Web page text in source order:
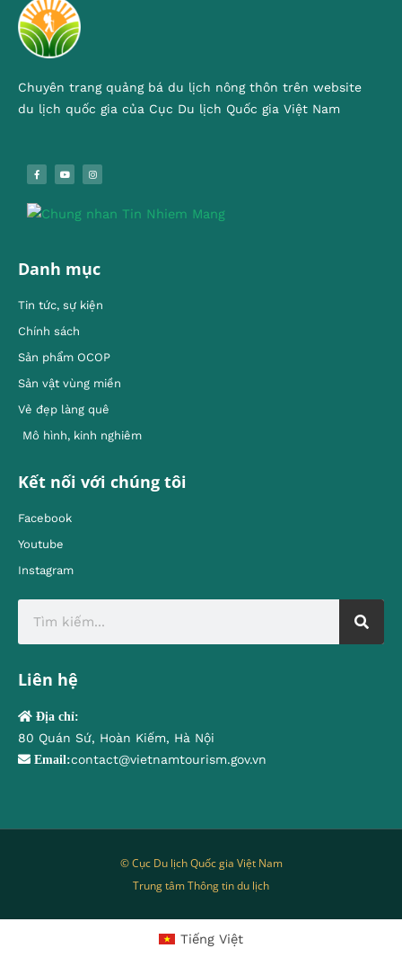
Chuyên trang quảng bá du lịch nông thôn trên website
du lịch quốc gia của Cục Du lịch Quốc gia Việt Nam
Danh mục
Tin tức, sự kiện
Chính sách
Sản phẩm OCOP
Sản vật vùng miền
Vẻ đẹp làng quê
Mô hình, kinh nghiêm
Kết nối với chúng tôi
Facebook
Youtube
Instagram
Liên hệ
Địa chỉ:
80 Quán Sứ, Hoàn Kiếm, Hà Nội
Email:contact@vietnamtourism.gov.vn
© Cục Du lịch Quốc gia Việt Nam
Trung tâm Thông tin du lịch
Tiếng Việt